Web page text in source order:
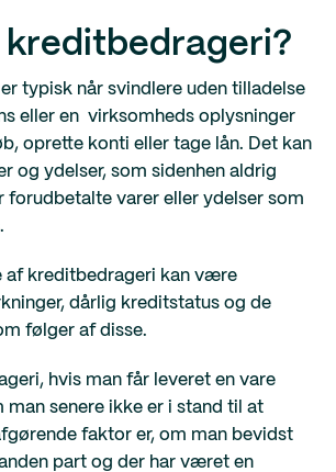
kreditbedrageri?
typisk når svindlere uden tilladelse
eller en virksomheds oplysninger
oprette konti eller tage lån. Det kan
og ydelser, som sidenhen aldrig
forudbetalte varer eller ydelser som
af kreditbedrageri kan være
dårlig kreditstatus og de
følger af disse.
hvis man får leveret en vare
man senere ikke er i stand til at
faktor er, om man bevidst
part og der har været en